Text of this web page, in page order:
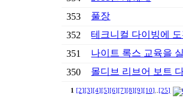
353
풀장
352
테크니컬 다이빙에
351
나이트 록스 교육을
350
몰디브 리브어 보트
1 [2] [3] [4] [5] [6] [7] [8] [9] [10] [25]